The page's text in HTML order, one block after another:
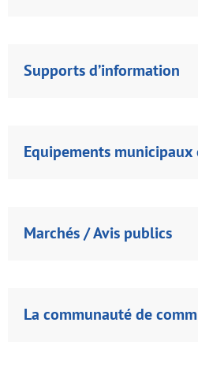
Supports d’information
Equipements
Marchés / Avis publics
La communauté de